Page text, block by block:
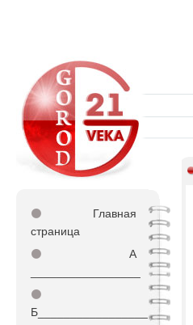
⚫
Главная
страница
⚫
А
⚫
Б_________________